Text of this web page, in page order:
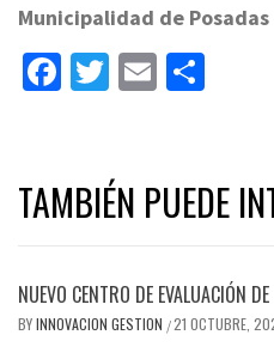
Municipalidad de Posadas
Facebook
Twitter
Email
TAMBIÉN PUEDE
NUEVO CENTRO DE EVALUACIÓN
BYINNOVACION GESTION /21 OCTUBRE,